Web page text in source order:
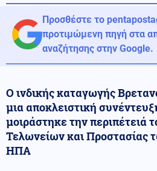
Προσθέστε το
προτιμώμενη πηγή στα
αναζήτησης στην Google.
Ο ινδικής καταγωγής
μια αποκλειστική
μοιράστηκε την περιπέτειά
Τελωνείων και Προστασίας
ΗΠΑ